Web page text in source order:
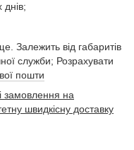
Залежить від габаритів
служби; Розрахувати
пошти
замовлення на
швидкісну доставку